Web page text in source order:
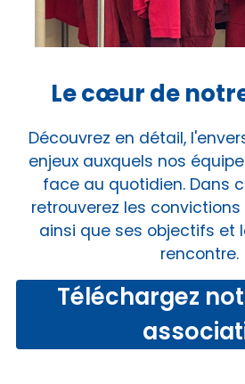
Le cœur de
Découvrez en détail,
enjeux auxquels nos
face au quotidien. Dans
retrouverez les
ainsi que ses objectifs et
rencontre.
Téléchargez